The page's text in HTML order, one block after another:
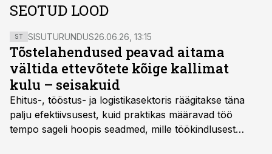
SEOTUD LOOD
ST SISUTURUNDUS26.06.26, 13:15
Tõstelahendused peavad aitama
vältida ettevõtete kõige kallimat
kulu – seisakuid
Ehitus-, tööstus- ja logistikasektoris räägitakse täna
palju efektiivsusest, kuid praktikas määravad töö
tempo sageli hoopis seadmed, mille töökindlusest